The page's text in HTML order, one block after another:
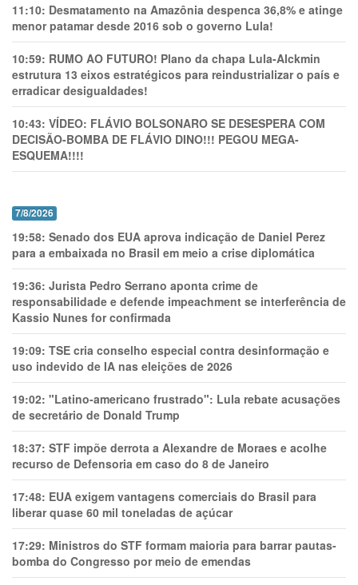
11:10: Desmatamento na Amazônia despenca 36,8% e atinge
menor patamar desde 2016 sob o governo Lula!
10:59: RUMO AO FUTURO! Plano da chapa Lula-Alckmin
estrutura 13 eixos estratégicos para reindustrializar o país e
erradicar desigualdades!
10:43: VÍDEO: FLÁVIO BOLSONARO SE DESESPERA COM
DECISÃO-BOMBA DE FLÁVIO DINO!!! PEGOU MEGA-
ESQUEMA!!!!
7/8/2026
19:58: Senado dos EUA aprova indicação de Daniel Perez
para a embaixada no Brasil em meio a crise diplomática
19:36: Jurista Pedro Serrano aponta crime de
responsabilidade e defende impeachment se interferência de
Kassio Nunes for confirmada
19:09: TSE cria conselho especial contra desinformação e
uso indevido de IA nas eleições de 2026
19:02: "Latino-americano frustrado": Lula rebate acusações
de secretário de Donald Trump
18:37: STF impõe derrota a Alexandre de Moraes e acolhe
recurso de Defensoria em caso do 8 de Janeiro
17:48: EUA exigem vantagens comerciais do Brasil para
liberar quase 60 mil toneladas de açúcar
17:29: Ministros do STF formam maioria para barrar pautas-
bomba do Congresso por meio de emendas